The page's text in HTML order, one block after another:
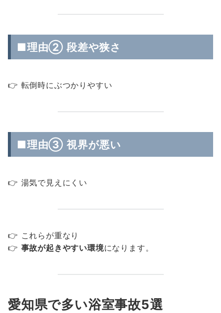
■理由② 段差や狭さ
👉 転倒時にぶつかりやすい
■理由③ 視界が悪い
👉 湯気で見えにくい
👉 これらが重なり
👉 事故が起きやすい環境になります。
愛知県で多い浴室事故5選